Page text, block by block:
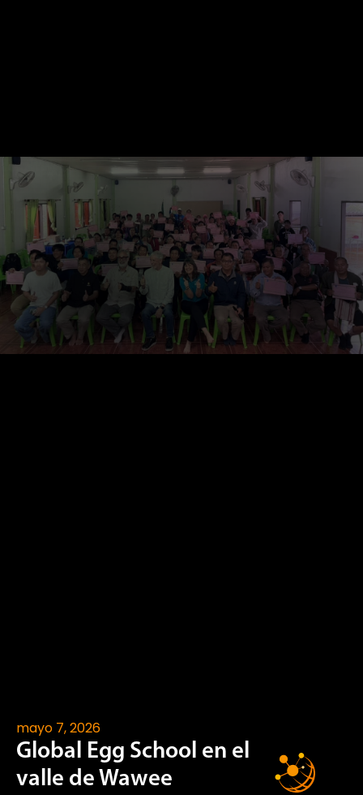
mayo 7, 2026
Global Egg School en el
valle de Wawee